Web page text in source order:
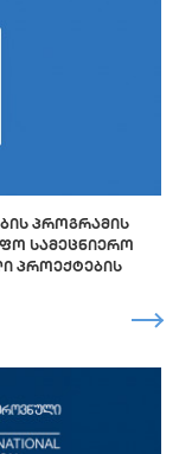
ᲞᲠᲝᲒᲠᲐᲛᲘᲡ
ᲡᲐᲛᲔᲪᲜᲘᲔᲠᲝ
ᲞᲠᲝᲔᲥᲢᲔᲑᲘᲡ